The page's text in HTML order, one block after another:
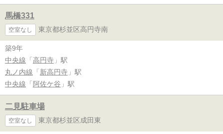
馬橋331
空室なし 東京都杉並区高円寺南
築9年
中央線 「 高円寺 」駅
丸ノ内線 「 新高円寺 」駅
中央線 「 阿佐ケ谷 」駅
二見駐車場
空室なし 東京都杉並区成田東